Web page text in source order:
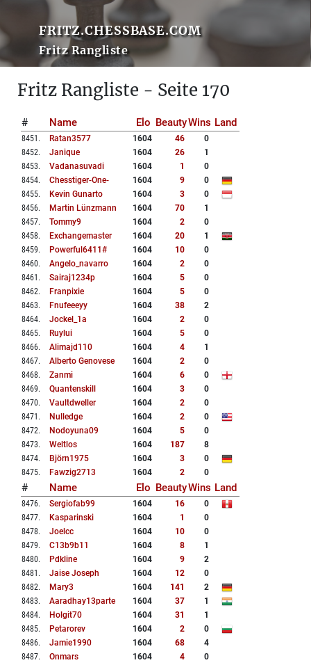
FRITZ.CHESSBASE.COM
Fritz Rangliste
Fritz Rangliste - Seite 170
# Name Elo BeautyWins Land
8451 . Ratan3577 1604 46
0
8452. Janique 1604 26
1
8453. Vadanasuvadi 1604 1
0
8454. Chesstiger-One- 1604 9
0
8455. Kevin Gunarto 1604 3
0
8456. Martin Lünzmann 1604 70
1
8457. Tommy9 1604 2
0
8458. Exchangemaster 1604 20
1
8459. Powerful6411# 1604 10
0
8460. Angelo_navarro 1604 2
0
8461 . Sairaj1234p 1604 5
0
8462. Franpixie 1604 5
0
8463. Fnufeeeyy 1604 38
2
8464. Jockel_1a 1604 2
0
8465. Ruylui 1604 5
0
8466. Alimajd110 1604 4
1
8467. Alberto Genovese 1604 2
0
8468. Zanmi 1604 6
0
8469. Quantenskill 1604 3
0
8470. Vaultdweller 1604 2
0
8471 . Nulledge 1604 2
0
8472. Nodoyuna09 1604 5
0
8473. Weltlos 1604 187
8
8474. Björn1975 1604 3
0
8475. Fawzig2713 1604 2 0
# Name Elo BeautyWins Land
8476. Sergiofab99 1604 16
0
8477. Kasparinski 1604 1
0
8478. Joelcc 1604 10
0
8479. C13b9b11 1604 8
1
8480. Pdkline 1604 9
2
8481 . Jaise Joseph 1604 12
0
8482. Mary3 1604 141
2
8483. Aaradhay13parte 1604 37
1
8484. Holgit70 1604 31
1
8485. Petarorev 1604 2
0
8486. Jamie1990 1604 68
4
8487. Onmars 1604 4
0